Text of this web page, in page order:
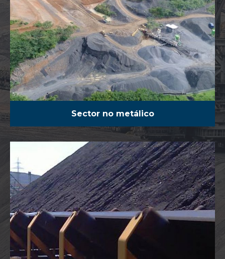
Sector no metálico